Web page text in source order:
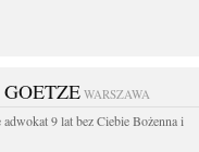
WARSZAWA
adwokat 9 lat bez Ciebie Bożenna i